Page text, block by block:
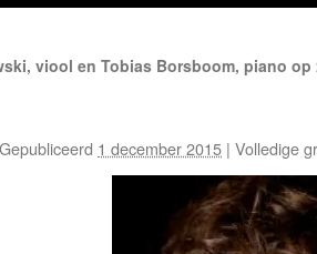
viool en Tobias Borsboom, piano op
Gepubliceerd 1 december 2015 | Volledige